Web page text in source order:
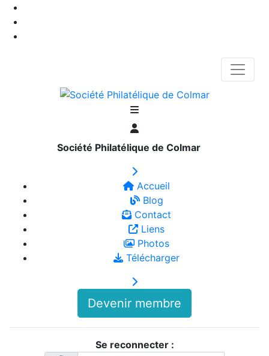
Société Philatélique de Colmar
Accueil
Blog
Contact
Liens
Photos
Télécharger
Devenir membre
Se reconnecter :